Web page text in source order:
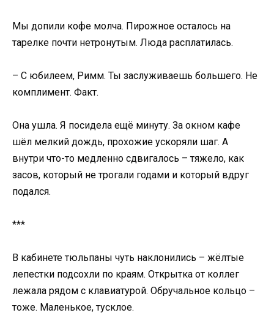
Мы допили кофе молча. Пирожное осталось на
тарелке почти нетронутым. Люда расплатилась.
– С юбилеем, Римм. Ты заслуживаешь большего. Не
комплимент. Факт.
Она ушла. Я посидела ещё минуту. За окном кафе
шёл мелкий дождь, прохожие ускоряли шаг. А
внутри что-то медленно сдвигалось – тяжело, как
засов, который не трогали годами и который вдруг
подался.
***
В кабинете тюльпаны чуть наклонились – жёлтые
лепестки подсохли по краям. Открытка от коллег
лежала рядом с клавиатурой. Обручальное кольцо –
тоже. Маленькое, тусклое.